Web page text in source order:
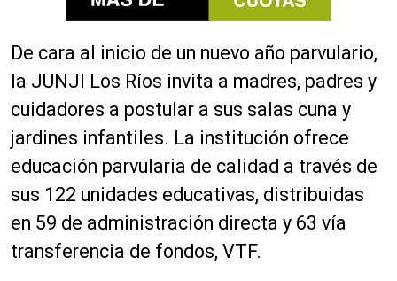
De cara al inicio de un nuevo año parvulario,
la JUNJI Los Ríos invita a madres, padres y
cuidadores a postular a sus salas cuna y
jardines infantiles. La institución ofrece
educación parvularia de calidad a través de
sus 122 unidades educativas, distribuidas
en 59 de administración directa y 63 vía
transferencia de fondos, VTF.